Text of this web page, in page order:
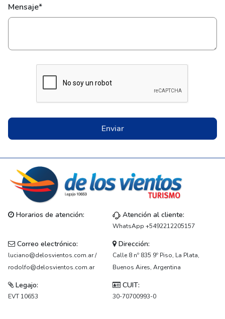
Mensaje*
Enviar
Horarios de atención: Atención al cliente:
WhatsApp +5492212205157
Correo electrónico:
luciano@delosvientos.com.ar /
rodolfo@delosvientos.com.ar
Dirección:
Calle 8 nº 835 9º Piso, La Plata,
Buenos Aires, Argentina
Legajo:
EVT 10653
CUIT:
30-70700993-0